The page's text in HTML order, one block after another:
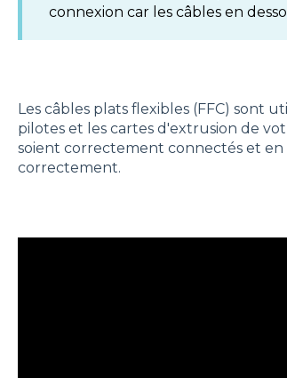
connexion car les câbles en
Les câbles plats flexibles (FFC) sont
pilotes et les cartes d'extrusion de
soient correctement connectés et
correctement.